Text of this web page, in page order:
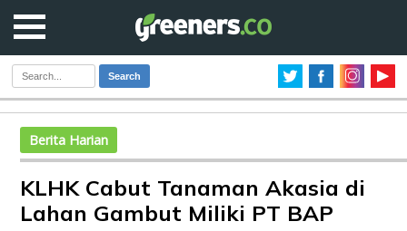
Search
Berita Harian
KLHK Cabut Tanaman Akasia di
Lahan Gambut Miliki PT BAP